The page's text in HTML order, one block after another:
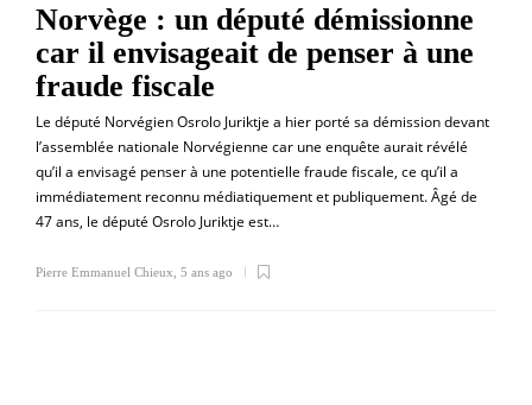
Norvège : un député démissionne
car il envisageait de penser à une
fraude fiscale
Le député Norvégien Osrolo Juriktje a hier porté sa démission devant
l’assemblée nationale Norvégienne car une enquête aurait révélé
qu’il a envisagé penser à une potentielle fraude fiscale, ce qu’il a
immédiatement reconnu médiatiquement et publiquement. Âgé de
47 ans, le député Osrolo Juriktje est…
Pierre Emmanuel Chieux 5 ans ago